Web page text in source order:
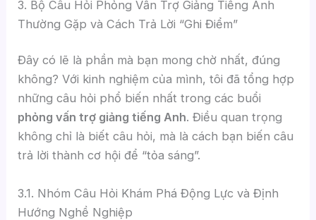
3. Bộ Câu Hỏi Phỏng Vấn Trợ Giảng Tiếng Anh
Thường Gặp và Cách Trả Lời “Ghi Điểm”
Đây có lẽ là phần mà bạn mong chờ nhất, đúng
không? Với kinh nghiệm của mình, tôi đã tổng hợp
những câu hỏi phổ biến nhất trong các buổi
phỏng vấn trợ giảng tiếng Anh. Điều quan trọng
không chỉ là biết câu hỏi, mà là cách bạn biến câu
trả lời thành cơ hội để “tỏa sáng”.
3.1. Nhóm Câu Hỏi Khám Phá Động Lực và Định
Hướng Nghề Nghiệp